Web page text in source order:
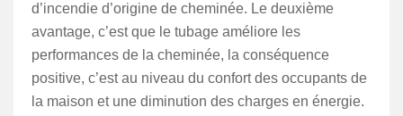
d’incendie d’origine de cheminée. Le deuxième
avantage, c’est que le tubage améliore les
performances de la cheminée, la conséquence
positive, c’est au niveau du confort des occupants de
la maison et une diminution des charges en énergie.